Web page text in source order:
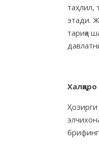
таҳлил,
этади.
тариқа
Ҳозирги